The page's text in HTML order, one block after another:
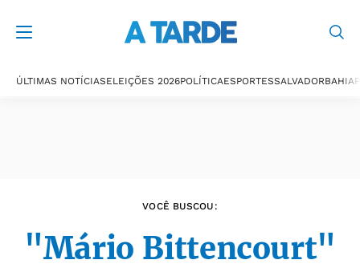
ÚLTIMAS NOTÍCIASELEIÇÕES 2026POLÍTICAESPORTESSALVADORBAHIA
VOCÊ BUSCOU:
"Mário Bittencourt"